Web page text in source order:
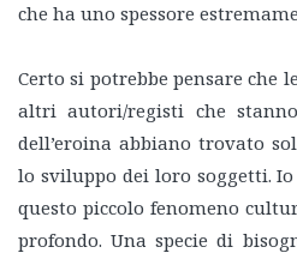
che ha uno spessore
Certo si potrebbe pensare che
altri autori/registi che
dell’eroina abbiano trovato
lo sviluppo dei loro soggetti.
questo piccolo fenomeno
profondo. Una specie di